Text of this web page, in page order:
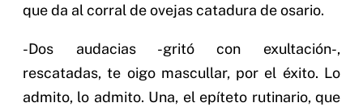
que da al corral de ovejas catadura de osario.
-Dos audacias -gritó con exultación-,
rescatadas, te oigo mascullar, por el éxito. Lo
admito, lo admito. Una, el epíteto rutinario, que